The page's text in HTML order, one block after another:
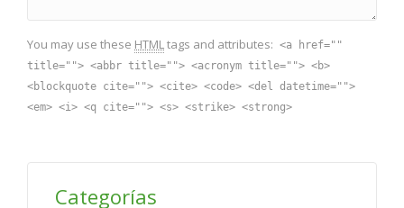
You may use these HTMLtags and attributes: <a href=""
title=""> <abbr title=""> <acronym title=""> <b>
<blockquote cite=""> <cite> <code> <del datetime="">
<em> <i> <q cite=""> <s> <strike> <strong>
Categorías